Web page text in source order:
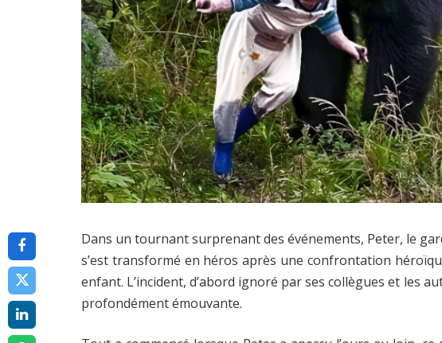
Dans un tournant surprenant des événements, Peter, le
s’est transformé en héros après une confrontation
enfant. L’incident, d’abord ignoré par ses collègues et les
profondément émouvante.